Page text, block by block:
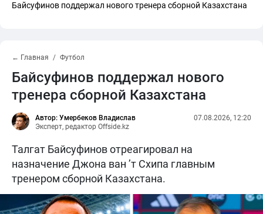
Байсуфинов поддержал нового тренера сборной Казахстана
← Главная Футбол
Байсуфинов поддержал нового
тренера сборной Казахстана
Автор: Умербеков Владислав
Эксперт, редактор Offside.kz
07.08.2026, 12:20
Талгат Байсуфинов отреагировал на
назначение Джона ван ’т Схипа главным
тренером сборной Казахстана.